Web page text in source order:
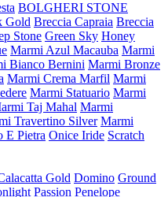
BOLGHERI STONE
Gold Breccia Capraia Breccia
Stone Green Sky Honey
Marmi Azul Macauba Marmi
Bianco Bernini Marmi Bronze
Marmi Crema Marfil Marmi
Marmi Statuario Marmi
Taj Mahal Marmi
Travertino Silver Marmi
E Pietra Onice Iride Scratch
Gold Domino Ground
Passion Penelope